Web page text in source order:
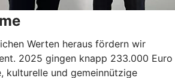
Werten heraus fördern wir
2025 gingen knapp 233.000 Euro
kulturelle und gemeinnützige